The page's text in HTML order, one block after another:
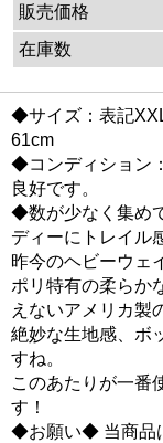
販売価格
在庫数
◆サイズ：表記
61cm
◆コンディション
良好です。
◆数が少なく集め
ディーにトレイル
昨今のヘビーウェ
ポリ特有の柔らか
えないアメリカ製
絶妙な生地感、ボ
すね。
このあたりが一番
す！
◆お願い◆ 当商品